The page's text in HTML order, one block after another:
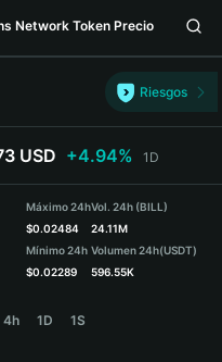
Network Token Precio
Riesgos
USD +4.94% 1D
Máximo 24h
$0.02484
Mínimo 24h
$0.02289
Vol. 24h (BILL)
24.11M
Volumen 24h(USDT)
596.55K
4h 1D 1S